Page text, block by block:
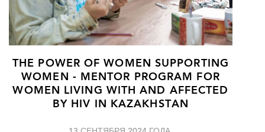
THE POWER OF WOMEN SUPPORTING
WOMEN - MENTOR PROGRAM FOR
WOMEN LIVING WITH AND AFFECTED
BY HIV IN KAZAKHSTAN